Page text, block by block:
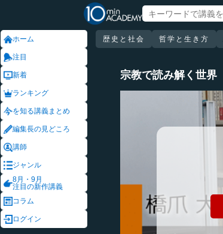
ホーム
注目
新着
ランキング
を知る講義まとめ
編集長の見どころ
講師
ジャンル
8月・9月
注目の新作講義
コラム
ログイン
歴史と社会 哲学と生き方
宗教で読み解く世界